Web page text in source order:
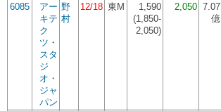
6085
アー
キテ
ク
ツ・
スタ
ジ
オ・
ジャ
パン
野
村
12/18 東M
1,590
(1,850-
2,050)
2,050 7.07
億